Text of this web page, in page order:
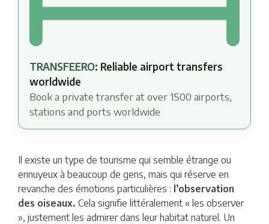
TRANSFEERO: Reliable airport transfers
worldwide
Book a private transfer at over 1500 airports,
stations and ports worldwide
Il existe un type de tourisme qui semble étrange ou
ennuyeux à beaucoup de gens, mais qui réserve en
revanche des émotions particulières : l’observation
des oiseaux. Cela signifie littéralement « les observer
», justement les admirer dans leur habitat naturel. Un